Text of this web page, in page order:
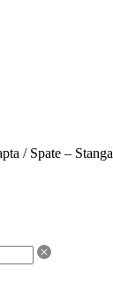
/ Spate – Stanga